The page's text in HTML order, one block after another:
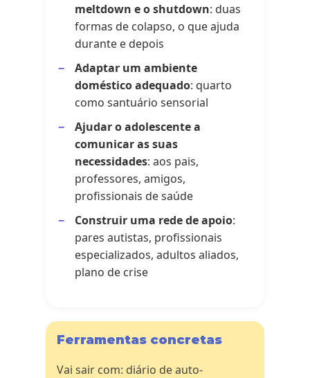
meltdown e o shutdown: duas
formas de colapso, o que ajuda
durante e depois
Adaptar um ambiente
doméstico adequado: quarto
como santuário sensorial
Ajudar o adolescente a
comunicar as suas
necessidades: aos pais,
professores, amigos,
profissionais de saúde
Construir uma rede de apoio:
pares autistas, profissionais
especializados, adultos aliados,
plano de crise
Ferramentas concretas
Vai sair com: diário de auto-